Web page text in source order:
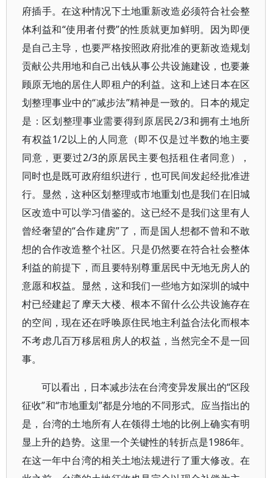
府插手。在这种情况下土地重新改造必须符合社会整
体利益和“使用者付费”的性质就更加鲜明。因为即便
是自己主导，也要严格按照政府批准的更新改造规划
贡献公共用地和自己出钱从事公共设施建设，也要兼
顾原无地的居住人即租户的利益。这和上述日本在区
划整理事业中的“减步法”精神是一致的。日本的规定
是：区划整理事业需要得到原居民2/3和拥有土地所
有权益1/2以上的人同意（即不仅是过半数的地主要
同意，更要过2/3的原居民主要包括租住者同意），
同时也是既可政府组织进行，也可民间发起经批准进
行。显然，这种区划整理或市地重划也是我们在旧城
区改造中可以学习借鉴的。这已经不是我们这里有人
曾经奢望的“合作建房”了，而是国人想都不曾和不敢
想的合作改造整个社区。只是仍然要在符合社会整体
利益的前提下，而且要特别尊重居民中无地无房人的
意愿和权益。显然，这和我们一些地方如深圳的城中
村已经建起了摩天大楼、根本不留什么公共设施存在
的空间，现在还在呼唤原住民地主利益合法化而根本
不考虑几百万移居租房人的权益，当然完全不是一回
事。
可以看出，日本减步法在台湾变异发展出的“区段
征收”和“市地重划”都是分地的不同形式。应当指出的
是，台湾的土地所有人在领得土地的比例上确实有明
显上升的趋势。这里一个关键性的转折点是1986年。
在这一年中台湾的相关土地法规进行了重大修改。在